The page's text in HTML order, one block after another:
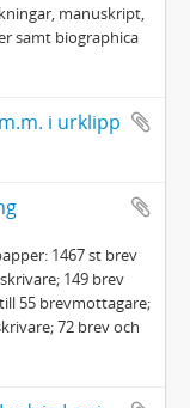
manuskript,
samt biographica
i urklipp
1467 st brev
149 brev
55 brevmottagare;
72 brev och